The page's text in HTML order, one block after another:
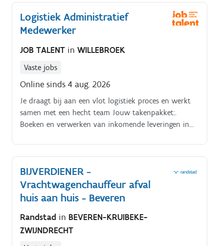
Ben jij de operator die we zoeken?. Stuur dan jouw
cv naar gent.jobs@glowi.be of bel naar 09.274.79.99.
Logistiek Administratief
Medewerker
JOB TALENT in WILLEBROEK
Vaste jobs
Online sinds 4 aug. 2026
Je draagt bij aan een vlot logistiek proces en werkt
samen met een hecht team Jouw takenpakket:.
Boeken en verwerken van inkomende leveringen in
BIJVERDIENER -
Vrachtwagenchauffeur afval
huis aan huis - Beveren
Randstad in BEVEREN-KRUIBEKE-
ZWIJNDRECHT